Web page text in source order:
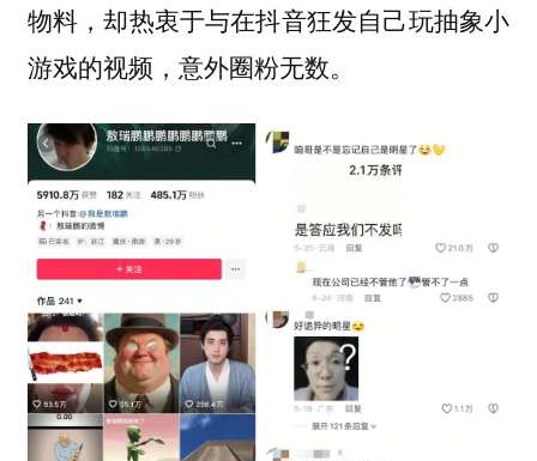
物料，却热衷于与在抖音狂发自己玩抽象小
游戏的视频，意外圈粉无数。